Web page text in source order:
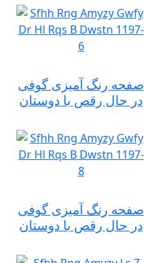
صفحه رنگ آمیزی گوفی
در حال رقص با دوستان
صفحه رنگ آمیزی گوفی
در حال رقص با دوستان